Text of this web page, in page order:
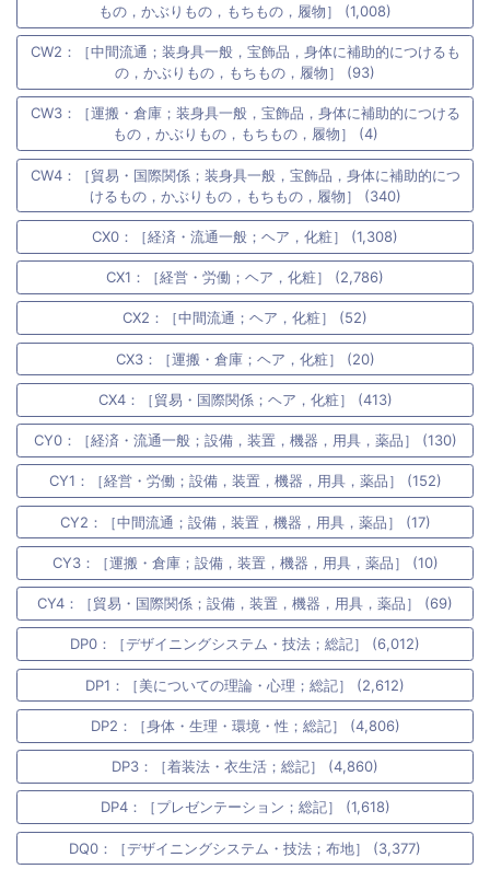
もの，かぶりもの，もちもの，履物］ (1,008)
CW2：［中間流通；装身具一般，宝飾品，身体に補助的につけるも
の，かぶりもの，もちもの，履物］ (93)
CW3：［運搬・倉庫；装身具一般，宝飾品，身体に補助的につける
もの，かぶりもの，もちもの，履物］ (4)
CW4：［貿易・国際関係；装身具一般，宝飾品，身体に補助的につ
けるもの，かぶりもの，もちもの，履物］ (340)
CX0：［経済・流通一般；ヘア，化粧］ (1,308)
CX1：［経営・労働；ヘア，化粧］ (2,786)
CX2：［中間流通；ヘア，化粧］ (52)
CX3：［運搬・倉庫；ヘア，化粧］ (20)
CX4：［貿易・国際関係；ヘア，化粧］ (413)
CY0：［経済・流通一般；設備，装置，機器，用具，薬品］ (130)
CY1：［経営・労働；設備，装置，機器，用具，薬品］ (152)
CY2：［中間流通；設備，装置，機器，用具，薬品］ (17)
CY3：［運搬・倉庫；設備，装置，機器，用具，薬品］ (10)
CY4：［貿易・国際関係；設備，装置，機器，用具，薬品］ (69)
DP0：［デザイニングシステム・技法；総記］ (6,012)
DP1：［美についての理論・心理；総記］ (2,612)
DP2：［身体・生理・環境・性；総記］ (4,806)
DP3：［着装法・衣生活；総記］ (4,860)
DP4：［プレゼンテーション；総記］ (1,618)
DQ0：［デザイニングシステム・技法；布地］ (3,377)